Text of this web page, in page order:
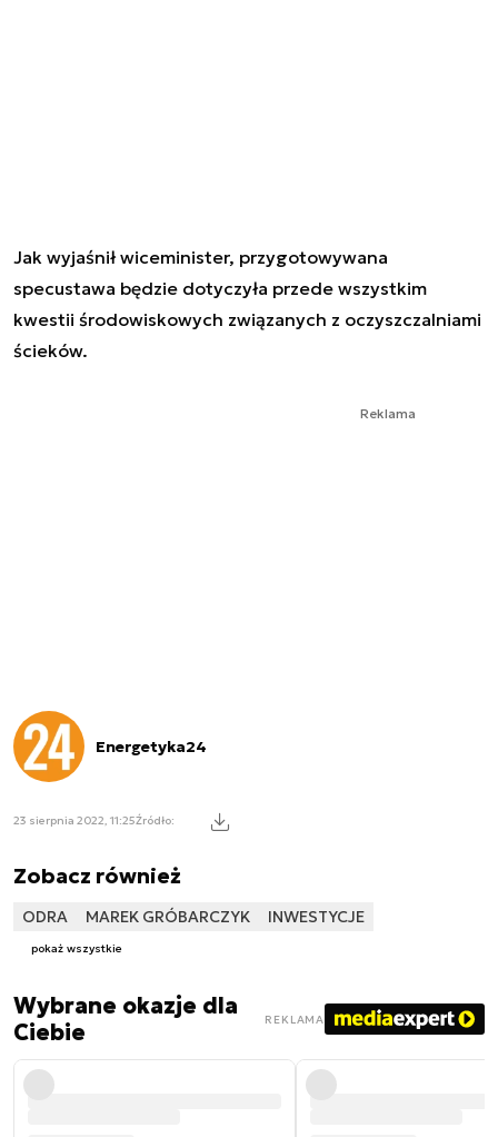
Jak wyjaśnił wiceminister, przygotowywana
specustawa będzie dotyczyła przede wszystkim
kwestii środowiskowych związanych z oczyszczalniami
ścieków.
Reklama
Energetyka24
23 sierpnia 2022, 11:25Źródło:
Zobacz również
ODRA MAREK GRÓBARCZYK INWESTYCJE
pokaż wszystkie
Wybrane okazje dla
Ciebie
REKLAMA